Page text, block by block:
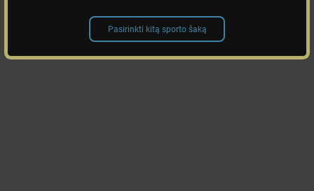
Pasirinkti kitą sporto šaką